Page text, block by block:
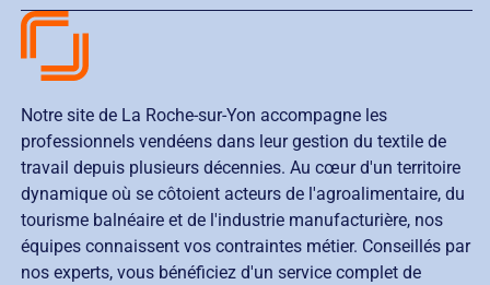
Notre site de La Roche-sur-Yon accompagne les
professionnels vendéens dans leur gestion du textile de
travail depuis plusieurs décennies. Au cœur d'un territoire
dynamique où se côtoient acteurs de l'agroalimentaire, du
tourisme balnéaire et de l'industrie manufacturière, nos
équipes connaissent vos contraintes métier. Conseillés par
nos experts, vous bénéficiez d'un service complet de